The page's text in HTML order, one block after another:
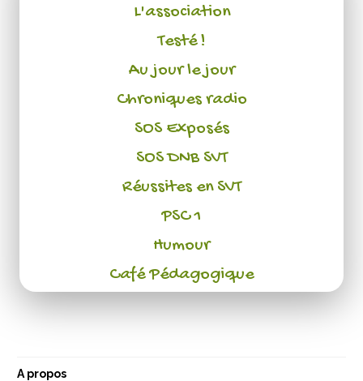
L'association
Testé !
Au jour le jour
Chroniques radio
SOS Exposés
SOS DNB SVT
Réussites en SVT
PSC 1
Humour
Café Pédagogique
A propos